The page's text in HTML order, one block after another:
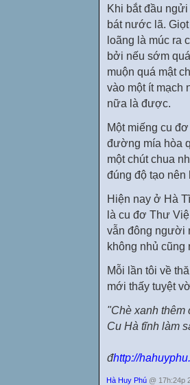
Khi bắt đầu
bát nước lã.
loãng là múc ra
bởi nếu sớm
muộn quá mật
vào một ít mạch
nữa là được.
Một miếng cu
đường mía hòa
một chút chua
đúng độ tạo nên
Hiện nay ở Hà
là cu đơ Thư
vẫn đông người
không nhủ cũng
Mỗi lần tôi về
mới thấy tuyệt
"Chè xanh thêm
Cu Hà tĩnh làm
đhttp://
Hà Huy Phú @ 17h:24p